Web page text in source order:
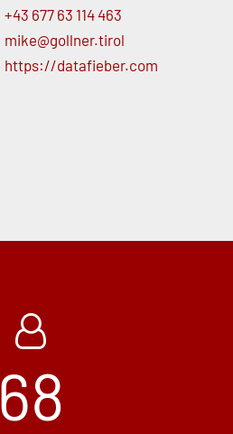
+43 677 63 114 463
mike@gollner.tirol
https://datafieber.com
68